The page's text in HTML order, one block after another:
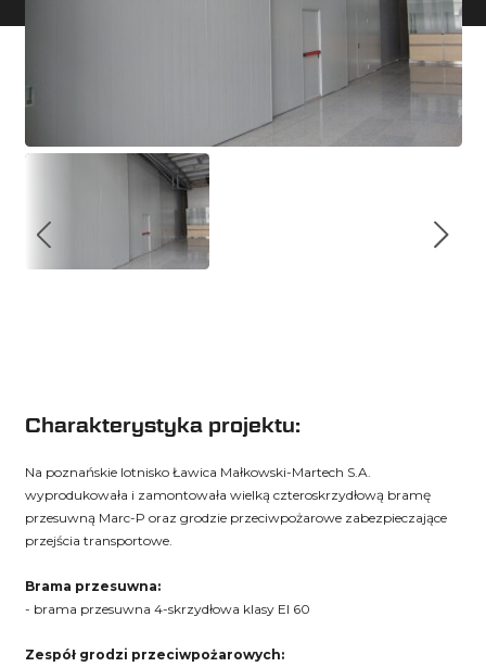
Charakterystyka projektu:
Na poznańskie lotnisko Ławica Małkowski-Martech S.A.
wyprodukowała i zamontowała wielką czteroskrzydłową bramę
przesuwną Marc-P oraz grodzie przeciwpożarowe zabezpieczające
przejścia transportowe.
Brama przesuwna:
- brama przesuwna 4-skrzydłowa klasy EI 60
Zespół grodzi przeciwpożarowych: